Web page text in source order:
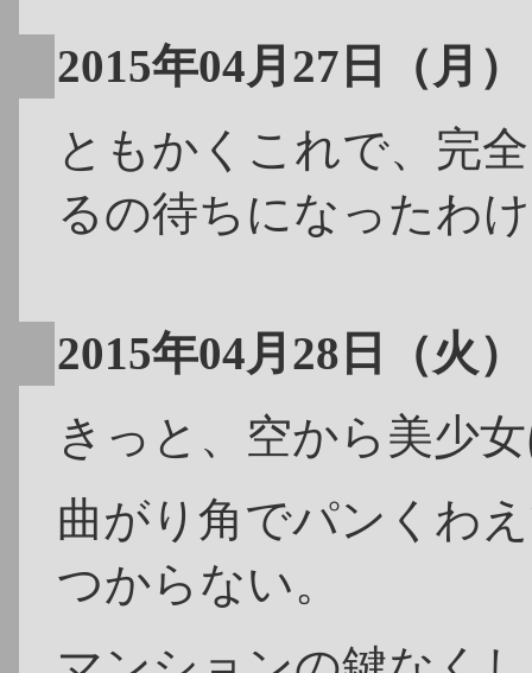
2015年04月27日（月）
ともかくこれで、完
るの待ちになったわ
2015年04月28日（火）
きっと、空から美少
曲がり角でパンくわ
つからない。